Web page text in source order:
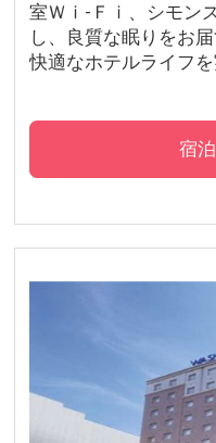
室Ｗｉ-Ｆｉ、シモン
し、良質な眠りをお
快適なホテルライフを
宿